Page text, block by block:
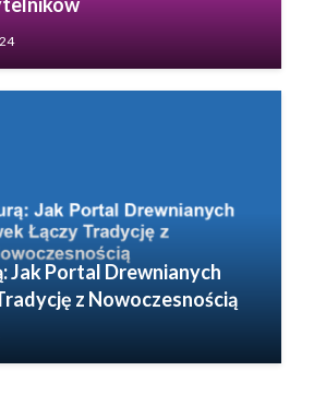
Jak Portal Drewnianych
z Nowoczesnością